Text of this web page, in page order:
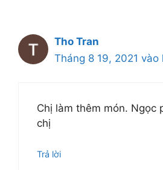
Tho Tran
Tháng 8 19, 2021
Chị làm thêm món. Ngọc
chị
Trả lời